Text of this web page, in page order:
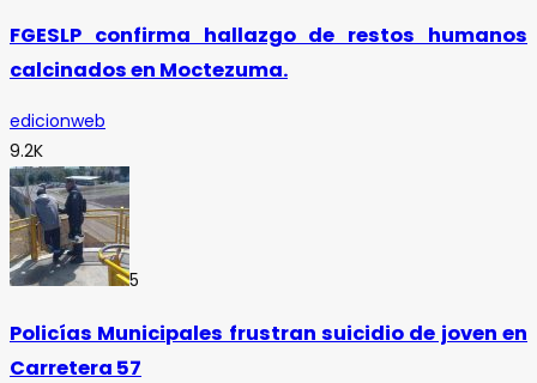
FGESLP confirma hallazgo de restos humanos
calcinados en Moctezuma.
edicionweb
9.2K
5
Policías Municipales frustran suicidio de joven en
Carretera 57